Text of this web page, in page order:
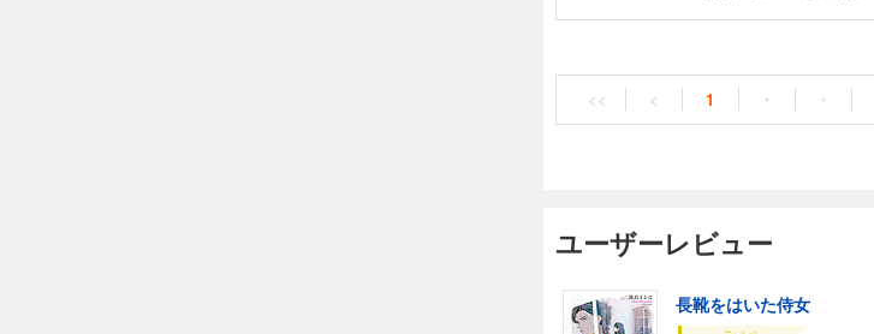
<< < 1 ・ ・
ユーザーレビュー
長靴をはいた侍女